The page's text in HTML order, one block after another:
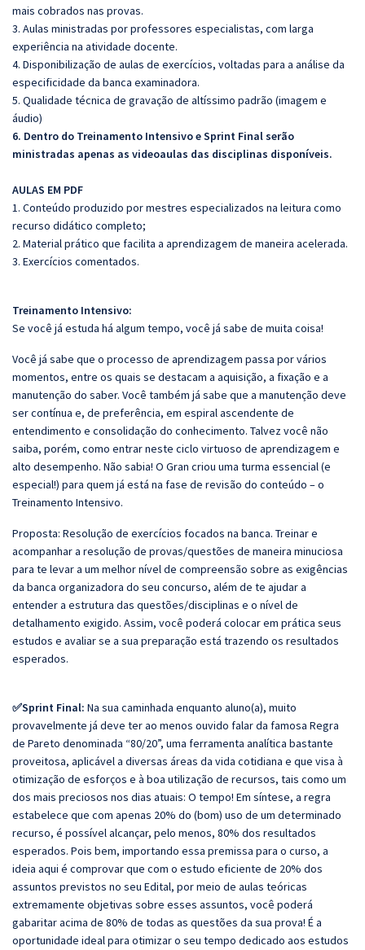
mais cobrados nas provas.
3. Aulas ministradas por professores especialistas, com larga
experiência na atividade docente.
4. Disponibilização de aulas de exercícios, voltadas para a análise da
especificidade da banca examinadora.
5. Qualidade técnica de gravação de altíssimo padrão (imagem e
áudio)
6. Dentro do Treinamento Intensivo e Sprint Final serão
ministradas apenas as videoaulas das disciplinas disponíveis.
AULAS EM PDF
1. Conteúdo produzido por mestres especializados na leitura como
recurso didático completo;
2. Material prático que facilita a aprendizagem de maneira acelerada.
3. Exercícios comentados.
Treinamento Intensivo:
Se você já estuda há algum tempo, você já sabe de muita coisa!
Você já sabe que o processo de aprendizagem passa por vários
momentos, entre os quais se destacam a aquisição, a fixação e a
manutenção do saber. Você também já sabe que a manutenção deve
ser contínua e, de preferência, em espiral ascendente de
entendimento e consolidação do conhecimento. Talvez você não
saiba, porém, como entrar neste ciclo virtuoso de aprendizagem e
alto desempenho. Não sabia! O Gran criou uma turma essencial (e
especial!) para quem já está na fase de revisão do conteúdo – o
Treinamento Intensivo.
Proposta: Resolução de exercícios focados na banca. Treinar e
acompanhar a resolução de provas/questões de maneira minuciosa
para te levar a um melhor nível de compreensão sobre as exigências
da banca organizadora do seu concurso, além de te ajudar a
entender a estrutura das questões/disciplinas e o nível de
detalhamento exigido. Assim, você poderá colocar em prática seus
estudos e avaliar se a sua preparação está trazendo os resultados
esperados.
✅Sprint Final: Na sua caminhada enquanto aluno(a), muito
provavelmente já deve ter ao menos ouvido falar da famosa Regra
de Pareto denominada “80/20”, uma ferramenta analítica bastante
proveitosa, aplicável a diversas áreas da vida cotidiana e que visa à
otimização de esforços e à boa utilização de recursos, tais como um
dos mais preciosos nos dias atuais: O tempo! Em síntese, a regra
estabelece que com apenas 20% do (bom) uso de um determinado
recurso, é possível alcançar, pelo menos, 80% dos resultados
esperados. Pois bem, importando essa premissa para o curso, a
ideia aqui é comprovar que com o estudo eficiente de 20% dos
assuntos previstos no seu Edital, por meio de aulas teóricas
extremamente objetivas sobre esses assuntos, você poderá
gabaritar acima de 80% de todas as questões da sua prova! É a
oportunidade ideal para otimizar o seu tempo dedicado aos estudos